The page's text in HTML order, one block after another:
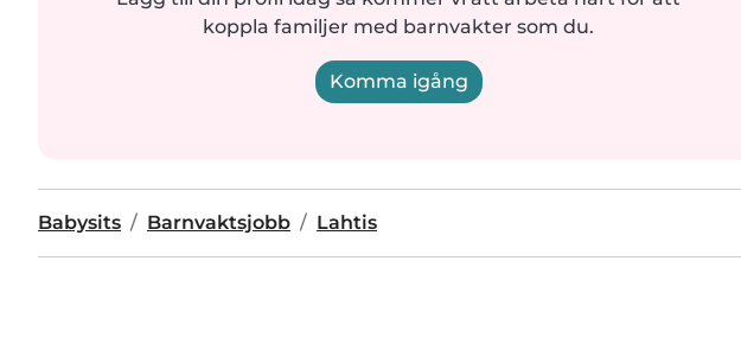
koppla familjer med barnvakter som du.
Komma igång
Babysits Barnvaktsjobb Lahtis